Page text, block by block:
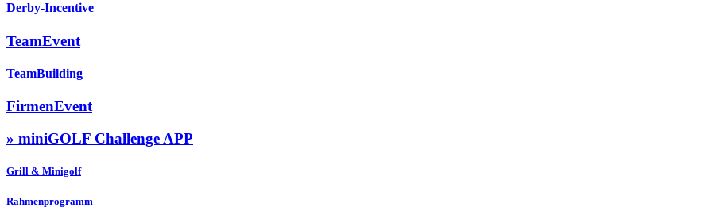
Derby-Incentive
TeamEvent
TeamBuilding
FirmenEvent
» miniGOLF Challenge APP
Grill & Minigolf
Rahmenprogramm